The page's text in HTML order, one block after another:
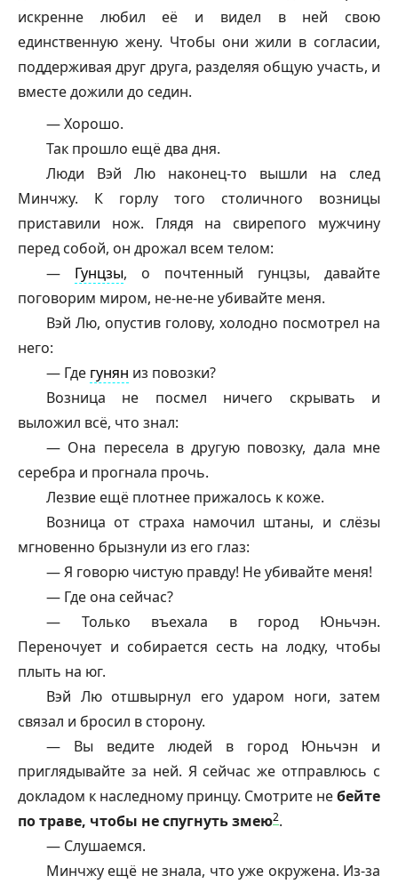
искренне любил её и видел в ней свою
единственную жену. Чтобы они жили в согласии,
поддерживая друг друга, разделяя общую участь, и
вместе дожили до седин.
— Хорошо.
Так прошло ещё два дня.
Люди Вэй Лю наконец-то вышли на след
Минчжу. К горлу того столичного возницы
приставили нож. Глядя на свирепого мужчину
перед собой, он дрожал всем телом:
— Гунцзы, о почтенный гунцзы, давайте
поговорим миром, не-не-не убивайте меня.
Вэй Лю, опустив голову, холодно посмотрел на
него:
— Где гунян из повозки?
Возница не посмел ничего скрывать и
выложил всё, что знал:
— Она пересела в другую повозку, дала мне
серебра и прогнала прочь.
Лезвие ещё плотнее прижалось к коже.
Возница от страха намочил штаны, и слёзы
мгновенно брызнули из его глаз:
— Я говорю чистую правду! Не убивайте меня!
— Где она сейчас?
— Только въехала в город Юньчэн.
Переночует и собирается сесть на лодку, чтобы
плыть на юг.
Вэй Лю отшвырнул его ударом ноги, затем
связал и бросил в сторону.
— Вы ведите людей в город Юньчэн и
приглядывайте за ней. Я сейчас же отправлюсь с
докладом к наследному принцу. Смотрите небейте
по траве, чтобы не спугнуть змею2.
— Слушаемся.
Минчжу ещё не знала, что уже окружена. Из-за